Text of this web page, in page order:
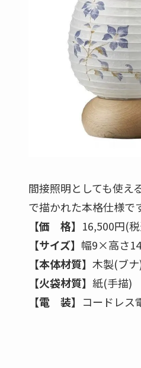
間接照明としても使え
で描かれた本格仕様で
【価 格】 16,500円(
【サイズ】 幅9×高さ
【本体材質】 木製(ブ
【火袋材質】 紙(手描)
【電 装】 コードレ